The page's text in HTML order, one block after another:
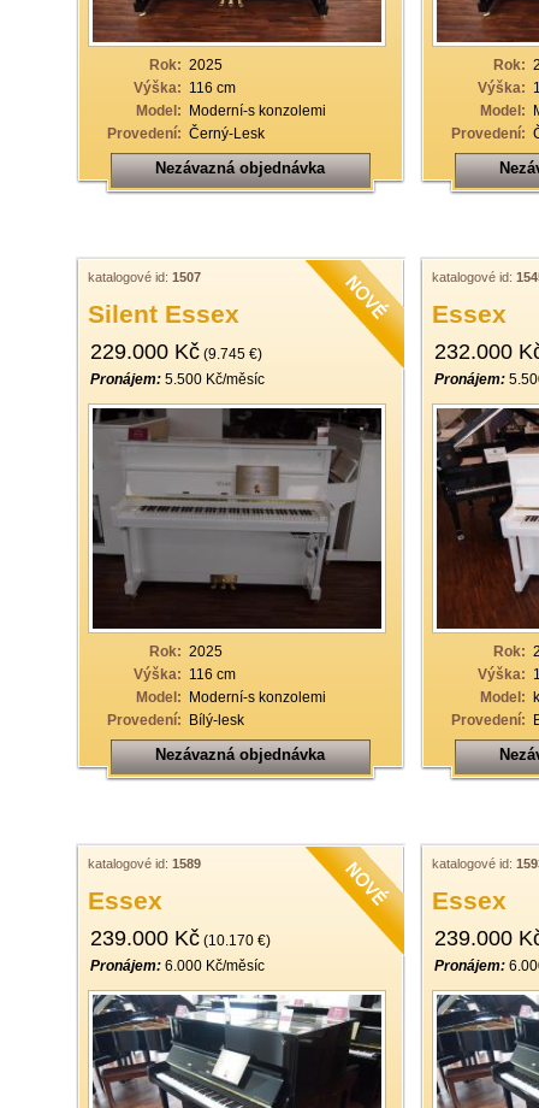
Rok: 2025
Výška: 116 cm
Model: Moderní-s konzolemi
Provedení: Černý-Lesk
Nezávazná objednávka
Rok:
Výška:
Model:
Provedení:
katalogové id: 1507
Silent Essex
229.000 Kč (9.745 €)
Pronájem: 5.500 Kč/měsíc
Rok: 2025
Výška: 116 cm
Model: Moderní-s konzolemi
Provedení: Bílý-lesk
Nezávazná objednávka
katalogové id:
Essex
232.000
Pronájem:
Rok:
Výška:
Model:
Provedení:
katalogové id: 1589
Essex
239.000 Kč (10.170 €)
Pronájem: 6.000 Kč/měsíc
katalogové id:
Essex
239.000
Pronájem: